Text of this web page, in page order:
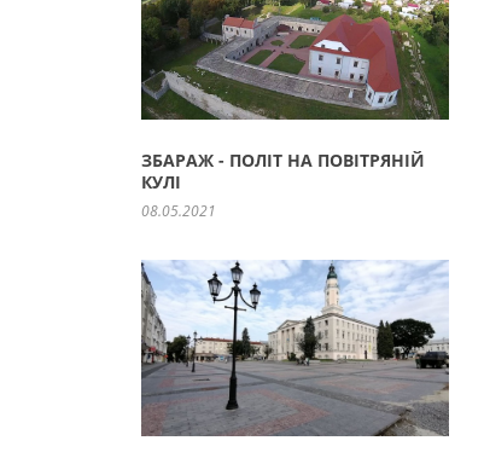
ЗБАРАЖ - ПОЛІТ НА ПОВІТРЯНІЙ
КУЛІ
08.05.2021